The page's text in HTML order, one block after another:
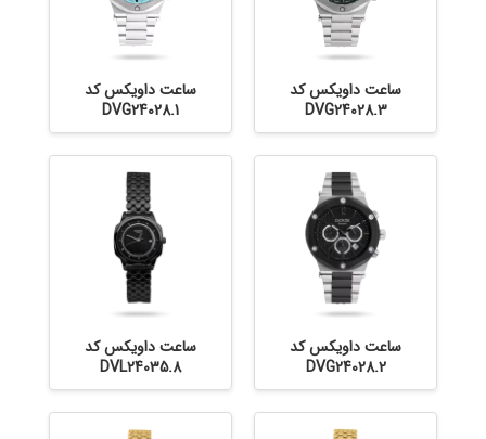
ساعت داویکس کد
DVG24028.3
ساعت داویکس کد
DVG24028.1
ساعت داویکس کد
DVG24028.2
ساعت داویکس کد
DVL24035.8